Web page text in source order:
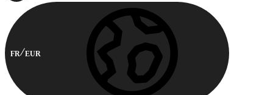
FR EUR